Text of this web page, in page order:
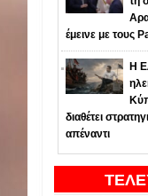
έμεινε με τους
Η
διαθέτει
απέναντι